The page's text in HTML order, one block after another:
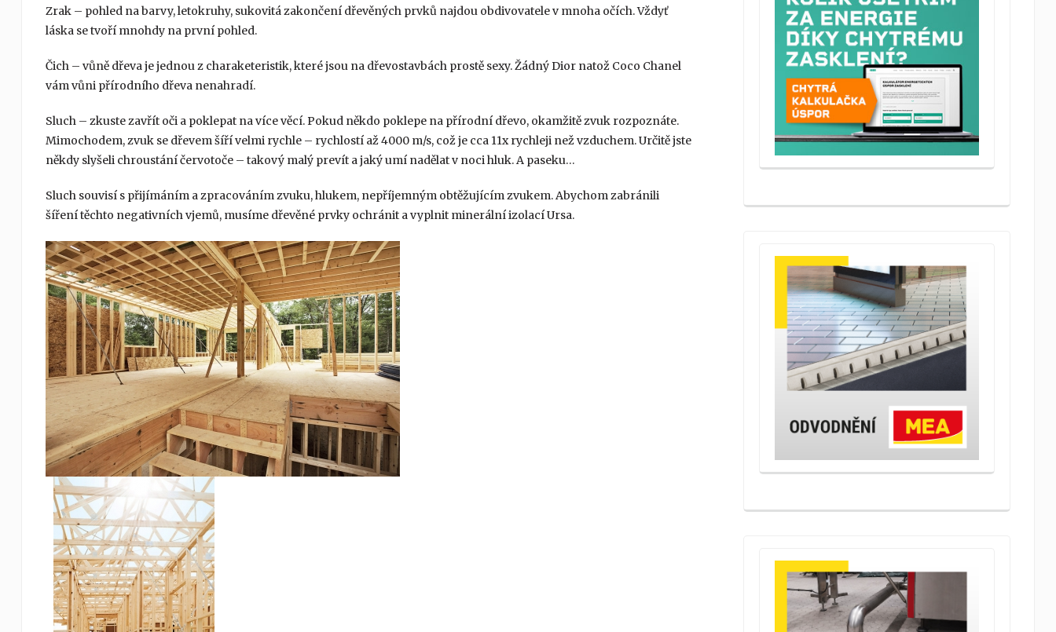
Zrak – pohled na barvy, letokruhy, sukovitá zakončení dřevěných prvků najdou obdivovatele v mnoha očích. Vždyť
láska se tvoří mnohdy na první pohled.
Čich – vůně dřeva je jednou z charaketeristik, které jsou na dřevostavbách prostě sexy. Žádný Dior natož Coco Chanel
vám vůni přírodního dřeva nenahradí.
Sluch – zkuste zavřít oči a poklepat na více věcí. Pokud někdo poklepe na přírodní dřevo, okamžitě zvuk rozpoznáte.
Mimochodem, zvuk se dřevem šíří velmi rychle – rychlostí až 4000 m/s, což je cca 11x rychleji než vzduchem. Určitě jste
někdy slyšeli chroustání červotoče – takový malý prevít a jaký umí nadělat v noci hluk. A paseku…
Sluch souvisí s přijímáním a zpracováním zvuku, hlukem, nepříjemným obtěžujícím zvukem. Abychom zabránili
šíření těchto negativních vjemů, musíme dřevěné prvky ochránit a vyplnit minerální izolací Ursa.